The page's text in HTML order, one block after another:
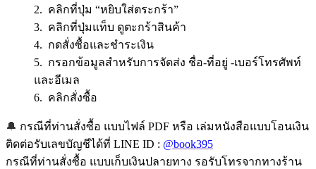
2. คลิกที่ปุ่ม “หยิบใส่ตระกร้า”
3. คลิกที่ปุ่มแท็บ ดูตะกร้าสินค้า
4. กดสั่งซื้อและชำระเงิน
5. กรอกข้อมูลสำหรับการจัดส่ง ชื่อ-ที่อยู่ -เบอร์โทรศัพท์
และอีเมล
6. คลิกสั่งซื้อ
🔔 กรณีที่ท่านสั่งซื้อ แบบไฟล์ PDF หรือ เล่มหนังสือแบบโอนเงิน
ติดต่อรับเลขบัญชีได้ที่ LINE ID : @book395
กรณีที่ท่านสั่งซื้อ แบบเก็บเงินปลายทาง รอรับโทรจากทางร้าน